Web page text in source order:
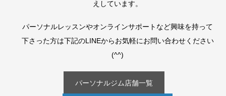
えしています。
パーソナルレッスンやオンラインサポートなど興味を持って
下さった方は下記のLINEからお気軽にお問い合わせください
(^^)
パーソナルジム店舗一覧